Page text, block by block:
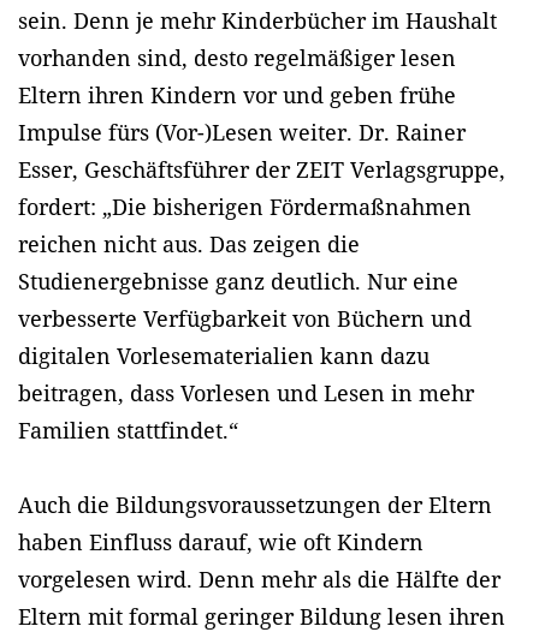
sein. Denn je mehr Kinderbücher im Haushalt
vorhanden sind, desto regelmäßiger lesen
Eltern ihren Kindern vor und geben frühe
Impulse fürs (Vor-)Lesen weiter. Dr. Rainer
Esser, Geschäftsführer der ZEIT Verlagsgruppe,
fordert: „Die bisherigen Fördermaßnahmen
reichen nicht aus. Das zeigen die
Studienergebnisse ganz deutlich. Nur eine
verbesserte Verfügbarkeit von Büchern und
digitalen Vorlesematerialien kann dazu
beitragen, dass Vorlesen und Lesen in mehr
Familien stattfindet.“
Auch die Bildungsvoraussetzungen der Eltern
haben Einfluss darauf, wie oft Kindern
vorgelesen wird. Denn mehr als die Hälfte der
Eltern mit formal geringer Bildung lesen ihren